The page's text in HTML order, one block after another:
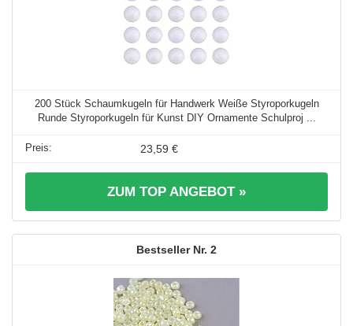
200 Stück Schaumkugeln für Handwerk Weiße Styroporkugeln
Runde Styroporkugeln für Kunst DIY Ornamente Schulproj ...
23,59 €
ZUM TOP ANGEBOT »
2